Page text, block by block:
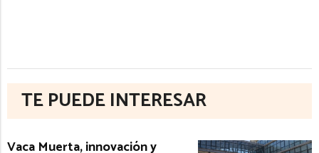
TE PUEDE INTERESAR
Vaca Muerta, innovación y